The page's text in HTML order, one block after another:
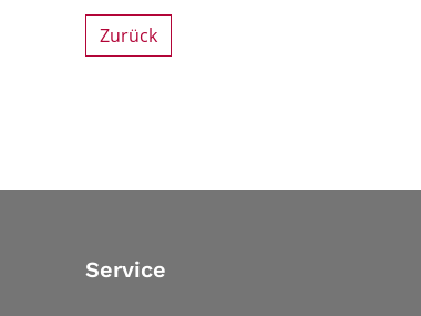
Zurück
Service